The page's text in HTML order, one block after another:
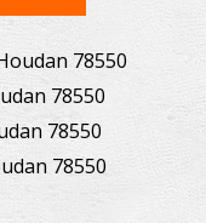
78550
78550
78550
78550